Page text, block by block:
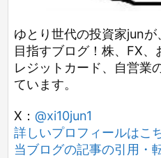
ゆとり世代の投資家junが
目指すブログ！株、FX、
レジットカード、自営業
ています。
X： @xi10jun1
詳しいプロフィールはこ
当ブログの記事の引用・